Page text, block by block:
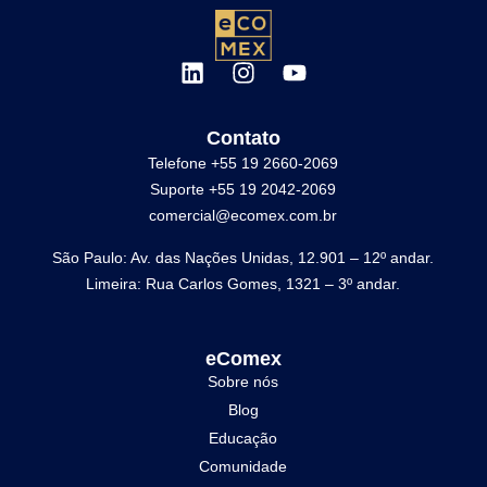
Contato
Telefone +55 19 2660-2069
Suporte +55 19 2042-2069
comercial@ecomex.com.br
São Paulo: Av. das Nações Unidas, 12.901 – 12º andar.
Limeira: Rua Carlos Gomes, 1321 – 3º andar.
eComex
Sobre nós
Blog
Educação
Comunidade